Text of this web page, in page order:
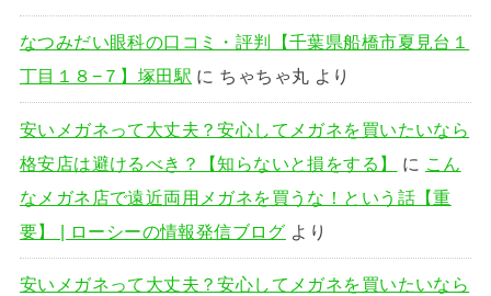
なつみだい眼科の口コミ・評判【千葉県船橋市夏見台１
丁目１８−７】塚田駅 に ちゃちゃ丸 より
安いメガネって大丈夫？安心してメガネを買いたいなら
格安店は避けるべき？【知らないと損をする】
に
こん
なメガネ店で遠近両用メガネを買うな！という話【重
要】 | ローシーの情報発信ブログ より
安いメガネって大丈夫？安心してメガネを買いたいなら